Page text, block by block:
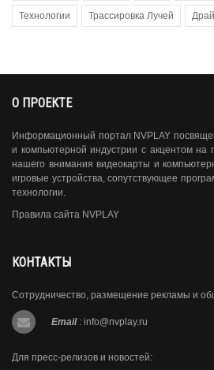
Технологии Трассировка Лучей
О ПРОЕКТЕ
Информационный портал NVPLAY
и компьютерной индустрии с акцентом на
нашего внимания видеокарты и
игровые устройства, сопутствующее
технологии.
Правила сайта NVPLAY
КОНТАКТЫ
Сотрудничество, размещение рекламы и
Email : info@nvplay.ru
Для пресс-релизов и новостей: